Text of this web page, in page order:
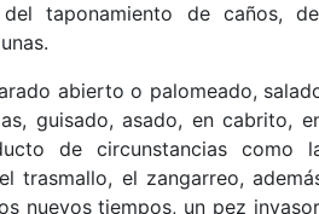
taponamiento de caños,
abierto o palomeado,
guisado, asado, en cabrito,
de circunstancias como
trasmallo, el zangarreo,
nuevos tiempos, un pez